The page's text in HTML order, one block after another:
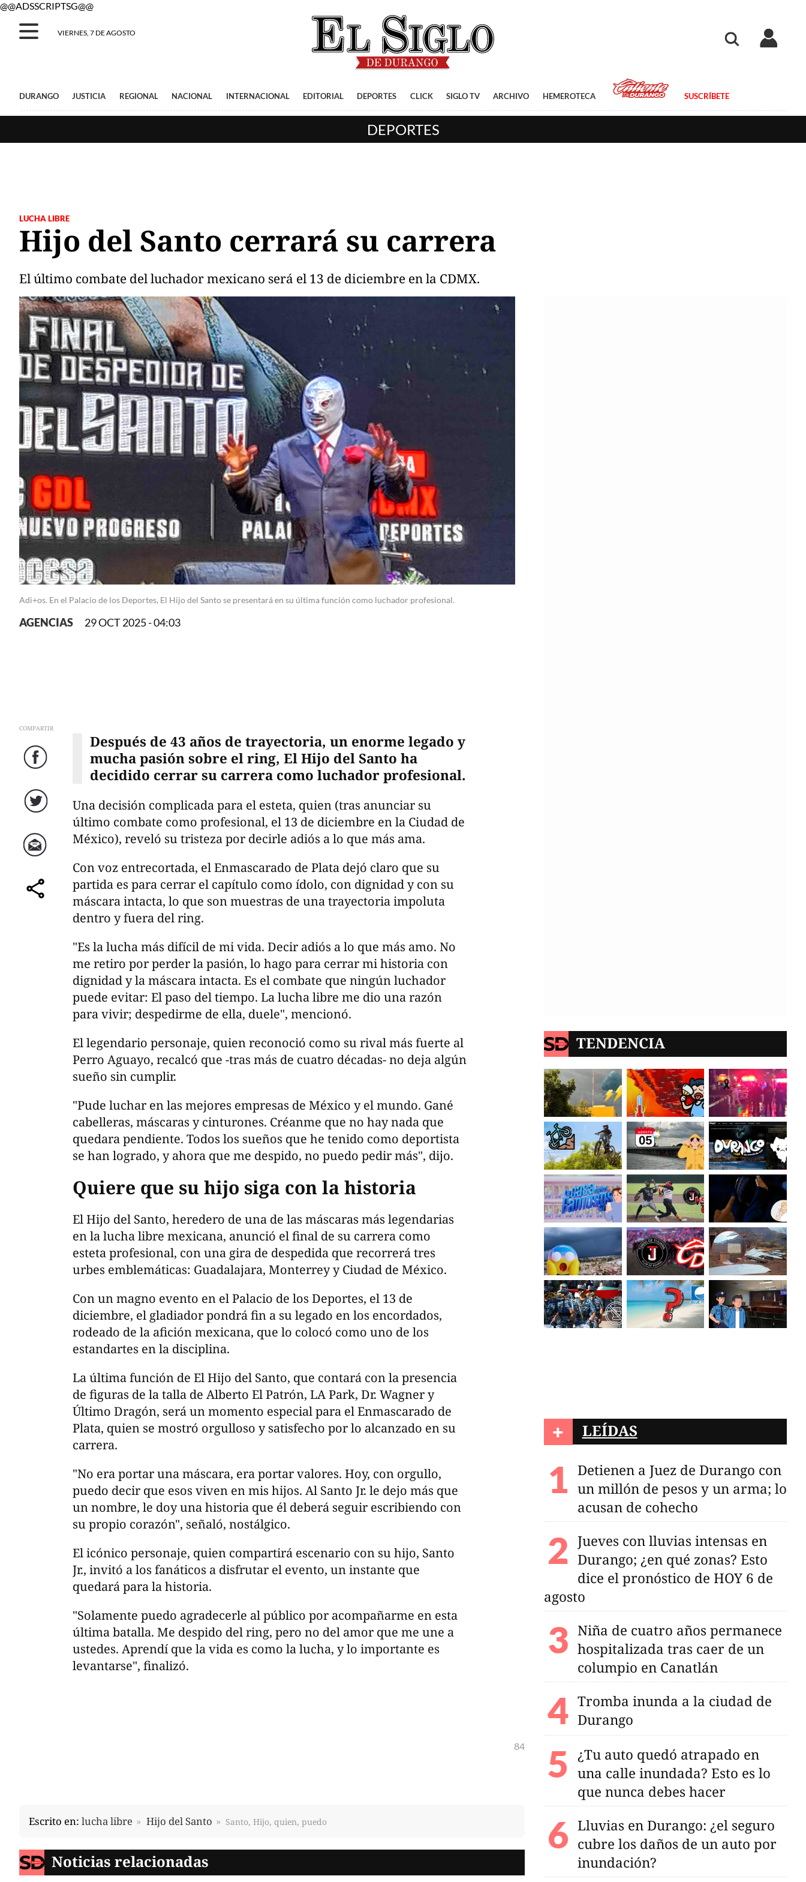
@@ADSSCRIPTSG@@
VIERNES, 7 DE AGOSTO
DURANGO JUSTICIA REGIONAL NACIONAL INTERNACIONAL EDITORIAL DEPORTES CLICK SIGLO TV ARCHIVO HEMEROTECA SUSCRÍBETE
DEPORTES
LUCHA LIBRE
Hijo del Santo cerrará su carrera
El último combate del luchador mexicano será el 13 de diciembre en la CDMX.
Adi+os. En el Palacio de los Deportes, El Hijo del Santo se presentará en su última función como luchador profesional.
AGENCIAS 29 OCT 2025 - 04:03
COMPARTIR
Facebook
Twitter
Correo
comparte
Después de 43 años de trayectoria, un enorme legado y
mucha pasión sobre el ring, El Hijo del Santo ha
decidido cerrar su carrera como luchador profesional.
Una decisión complicada para el esteta, quien (tras anunciar su
último combate como profesional, el 13 de diciembre en la Ciudad de
México), reveló su tristeza por decirle adiós a lo que más ama.
Con voz entrecortada, el Enmascarado de Plata dejó claro que su
partida es para cerrar el capítulo como ídolo, con dignidad y con su
máscara intacta, lo que son muestras de una trayectoria impoluta
dentro y fuera del ring.
"Es la lucha más difícil de mi vida. Decir adiós a lo que más amo. No
me retiro por perder la pasión, lo hago para cerrar mi historia con
dignidad y la máscara intacta. Es el combate que ningún luchador
puede evitar: El paso del tiempo. La lucha libre me dio una razón
para vivir; despedirme de ella, duele", mencionó.
El legendario personaje, quien reconoció como su rival más fuerte al
Perro Aguayo, recalcó que -tras más de cuatro décadas- no deja algún
sueño sin cumplir.
"Pude luchar en las mejores empresas de México y el mundo. Gané
cabelleras, máscaras y cinturones. Créanme que no hay nada que
quedara pendiente. Todos los sueños que he tenido como deportista
se han logrado, y ahora que me despido, no puedo pedir más", dijo.
Quiere que su hijo siga con la historia
El Hijo del Santo, heredero de una de las máscaras más legendarias
en la lucha libre mexicana, anunció el final de su carrera como
esteta profesional, con una gira de despedida que recorrerá tres
urbes emblemáticas: Guadalajara, Monterrey y Ciudad de México.
Con un magno evento en el Palacio de los Deportes, el 13 de
diciembre, el gladiador pondrá fin a su legado en los encordados,
rodeado de la afición mexicana, que lo colocó como uno de los
estandartes en la disciplina.
La última función de El Hijo del Santo, que contará con la presencia
de figuras de la talla de Alberto El Patrón, LA Park, Dr. Wagner y
Último Dragón, será un momento especial para el Enmascarado de
Plata, quien se mostró orgulloso y satisfecho por lo alcanzado en su
carrera.
"No era portar una máscara, era portar valores. Hoy, con orgullo,
puedo decir que esos viven en mis hijos. Al Santo Jr. le dejo más que
un nombre, le doy una historia que él deberá seguir escribiendo con
su propio corazón", señaló, nostálgico.
El icónico personaje, quien compartirá escenario con su hijo, Santo
Jr., invitó a los fanáticos a disfrutar el evento, un instante que
quedará para la historia.
"Solamente puedo agradecerle al público por acompañarme en esta
última batalla. Me despido del ring, pero no del amor que me une a
ustedes. Aprendí que la vida es como la lucha, y lo importante es
levantarse", finalizó.
84
Escrito en: lucha libre Hijo del Santo Santo, Hijo, quien, puedo
Noticias relacionadas
TENDENCIA
+ LEÍDAS
Detienen a Juez de Durango con
un millón de pesos y un arma; lo
acusan de cohecho
Jueves con lluvias intensas en
Durango; ¿en qué zonas? Esto
dice el pronóstico de HOY 6 de
agosto
Niña de cuatro años permanece
hospitalizada tras caer de un
columpio en Canatlán
Tromba inunda a la ciudad de
Durango
¿Tu auto quedó atrapado en
una calle inundada? Esto es lo
que nunca debes hacer
Lluvias en Durango: ¿el seguro
cubre los daños de un auto por
inundación?